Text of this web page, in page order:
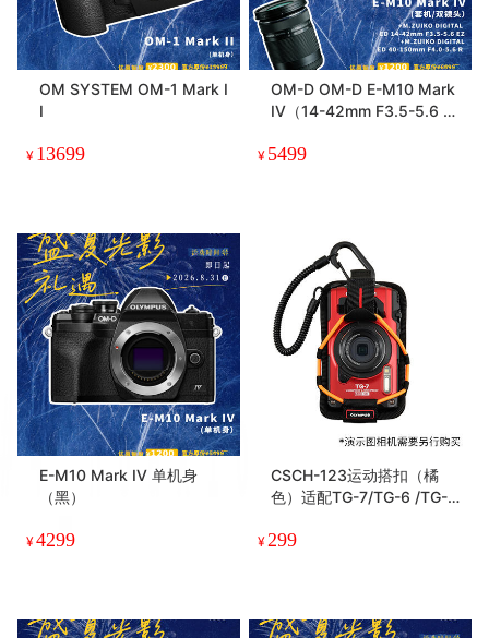
OM SYSTEM OM-1 Mark I
I
¥ 13699
OM-D OM-D E-M10 Mark
IV（14-42mm F3.5-5.6 EZ
双镜头套机
¥ 5499
E-M10 Mark IV 单机身
（黑）
¥4299
CSCH-123运动搭扣（橘
色）适配TG-7/TG-6 /TG-5
G-850
¥299